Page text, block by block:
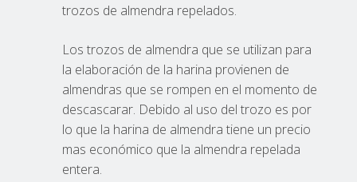
trozos de almendra repelados.
Los trozos de almendra que se utilizan para
la elaboración de la harina provienen de
almendras que se rompen en el momento de
descascarar. Debido al uso del trozo es por
lo que la harina de almendra tiene un precio
mas económico que la almendra repelada
entera.